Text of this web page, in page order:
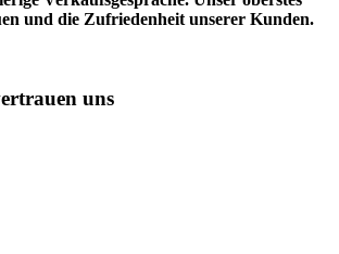
und die Zufriedenheit unserer Kunden.
uns